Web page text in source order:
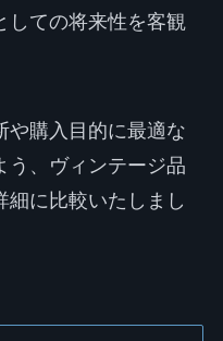
しての将来性を客観
や購入目的に最適な
う、ヴィンテージ品
細に比較いたしまし